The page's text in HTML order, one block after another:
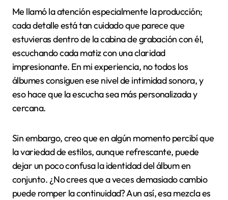
Me llamó la atención especialmente la producción;
cada detalle está tan cuidado que parece que
estuvieras dentro de la cabina de grabación con él,
escuchando cada matiz con una claridad
impresionante. En mi experiencia, no todos los
álbumes consiguen ese nivel de intimidad sonora, y
eso hace que la escucha sea más personalizada y
cercana.
Sin embargo, creo que en algún momento percibí que
la variedad de estilos, aunque refrescante, puede
dejar un poco confusa la identidad del álbum en
conjunto. ¿No crees que a veces demasiado cambio
puede romper la continuidad? Aun así, esa mezcla es